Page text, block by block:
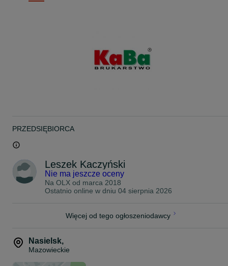
magazynów.
pozostałych ogłoszeniach.
Zapraszamy do odwiedzin ogrodu wystawowego w miejscowości
PRZEDSIĘBIORCA
Leszek Kaczyński
Nie ma jeszcze oceny
Na OLX od marca 2018
Ostatnio online w dniu 04 sierpnia 2026
Więcej od tego ogłoszeniodawcy
Nasielsk,
Mazowieckie